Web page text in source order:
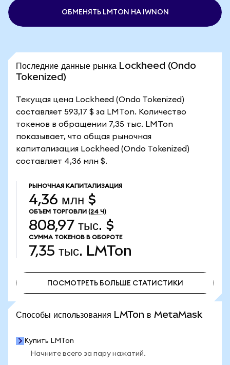
ОБМЕНЯТЬ LMTON НА IWNON
Последние данные рынка Lockheed (Ondo
Tokenized)
Текущая цена Lockheed (Ondo Tokenized)
составляет 593,17 $ за LMTon. Количество
токенов в обращении 7,35 тыс. LMTon
показывает, что общая рыночная
капитализация Lockheed (Ondo Tokenized)
составляет 4,36 млн $.
РЫНОЧНАЯ КАПИТАЛИЗАЦИЯ
4,36 млн $
ОБЪЕМ ТОРГОВЛИ (24 Ч)
808,97 тыс. $
СУММА ТОКЕНОВ В ОБОРОТЕ
7,35 тыс. LMTon
ПОСМОТРЕТЬ БОЛЬШЕ СТАТИСТИКИ
Способы использования LMTon в MetaMask
Купить LMTon
Начните всего за пару нажатий.